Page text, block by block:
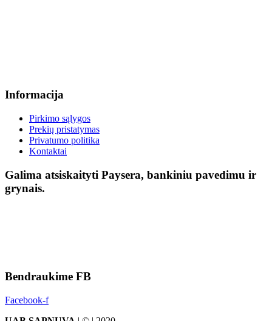
Informacija
Pirkimo sąlygos
Prekių pristatymas
Privatumo politika
Kontaktai
Galima atsiskaityti Paysera, bankiniu pavedimu ir
grynais.
Bendraukime FB
Facebook-f